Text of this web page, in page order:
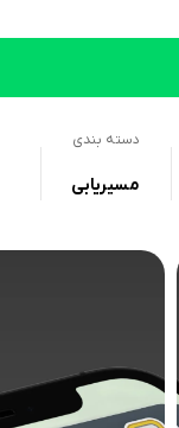
دسته بندی
مسیریابی